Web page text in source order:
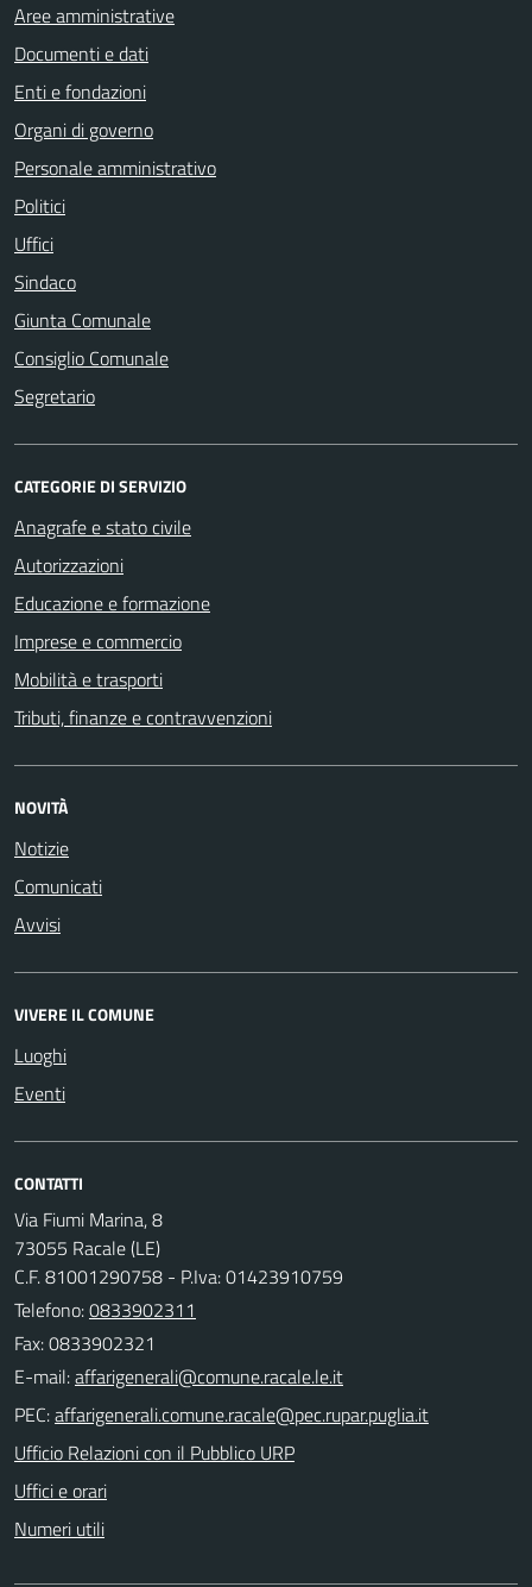
Aree amministrative
Documenti e dati
Enti e fondazioni
Organi di governo
Personale amministrativo
Politici
Uffici
Sindaco
Giunta Comunale
Consiglio Comunale
Segretario
CATEGORIE DI SERVIZIO
Anagrafe e stato civile
Autorizzazioni
Educazione e formazione
Imprese e commercio
Mobilità e trasporti
Tributi, finanze e contravvenzioni
NOVITÀ
Notizie
Comunicati
Avvisi
VIVERE IL COMUNE
Luoghi
Eventi
CONTATTI
Via Fiumi Marina, 8
73055 Racale (LE)
C.F. 81001290758 - P.Iva: 01423910759
Telefono:0833902311
Fax: 0833902321
E-mail:
PEC:
Ufficio Relazioni con il Pubblico URP
Uffici e orari
Numeri utili